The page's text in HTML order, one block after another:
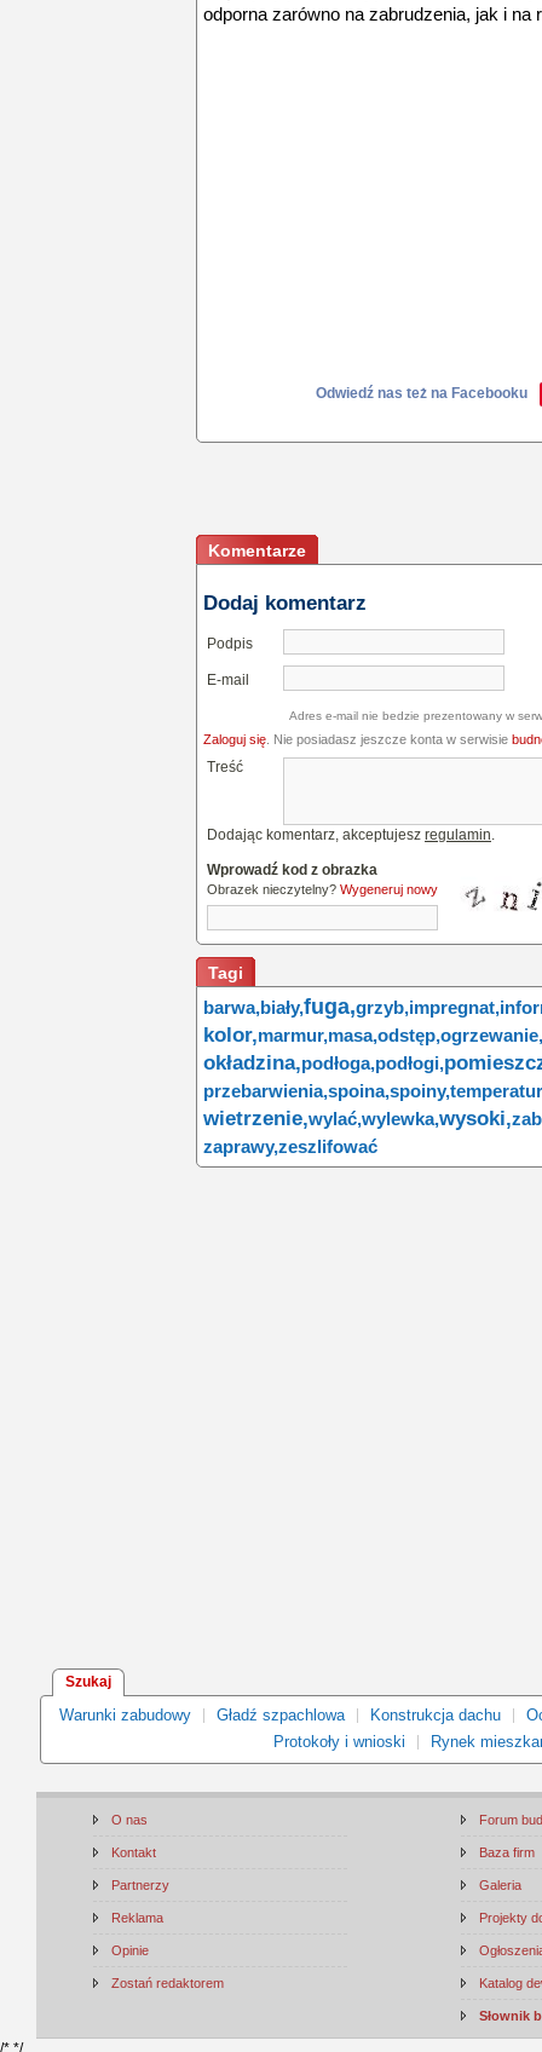
odporna zarówno na zabrudzenia, jak i na
Odwiedź nas też na Facebooku
Komentarze
Dodaj komentarz
Podpis
E-mail
Adres e-mail nie bedzie prezentowany w
Zaloguj się . Nie posiadasz jeszcze konta w serwisie
Treść
Dodając komentarz, akceptujesz regulamin.
Wprowadź kod z obrazka
Obrazek nieczytelny? Wygeneruj nowy
Tagi
barwa,biały,fuga,grzyb,impregnat,
kolor,marmur,masa,odstęp,ogrzewanie,
okładzina,podłoga,podłogi,
przebarwienia,spoina,spoiny,
wietrzenie,wylać,wylewka,wysoki,
zaprawy,zeszlifować
Szukaj
Warunki zabudowy Gładź szpachlowa Konstrukcja dachu
Protokoły i wnioski
Rynek
O nas
Kontakt
Partnerzy
Reklama
Opinie
Zostań redaktorem
Forum
Baza firm
Galeria
Projekty
Katalog
Słownik
/* */